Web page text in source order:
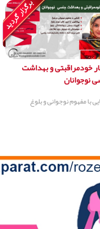
خودمراقبتی و بهداشت
نوجوانان
با مفهوم نوجوانی و بلوغ